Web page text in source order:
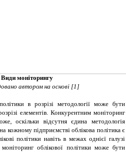
моніторингу
автором на основі [1]
в розрізі методології може бути
елементів. Конкурентним моніторинг
оскільки відсутня єдина методологія
кожному підприємстві облікова політика є
політики навіть в межах однієї галузі
облікової політики може бути